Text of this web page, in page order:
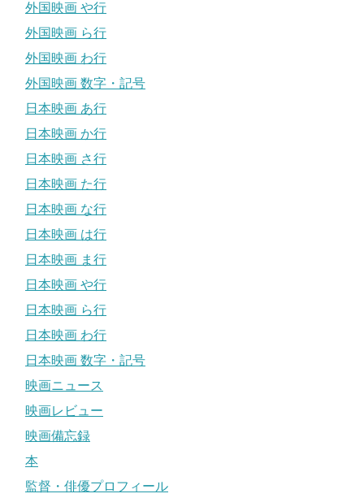
外国映画 や行
外国映画 ら行
外国映画 わ行
外国映画 数字・記号
日本映画 あ行
日本映画 か行
日本映画 さ行
日本映画 た行
日本映画 な行
日本映画 は行
日本映画 ま行
日本映画 や行
日本映画 ら行
日本映画 わ行
日本映画 数字・記号
映画ニュース
映画レビュー
映画備忘録
本
監督・俳優プロフィール